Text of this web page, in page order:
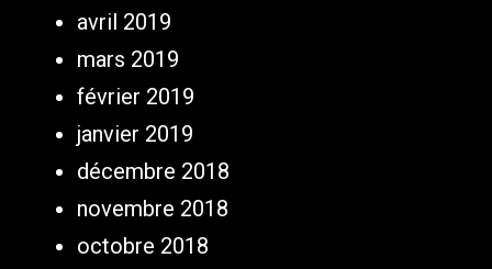
avril 2019
mars 2019
février 2019
janvier 2019
décembre 2018
novembre 2018
octobre 2018